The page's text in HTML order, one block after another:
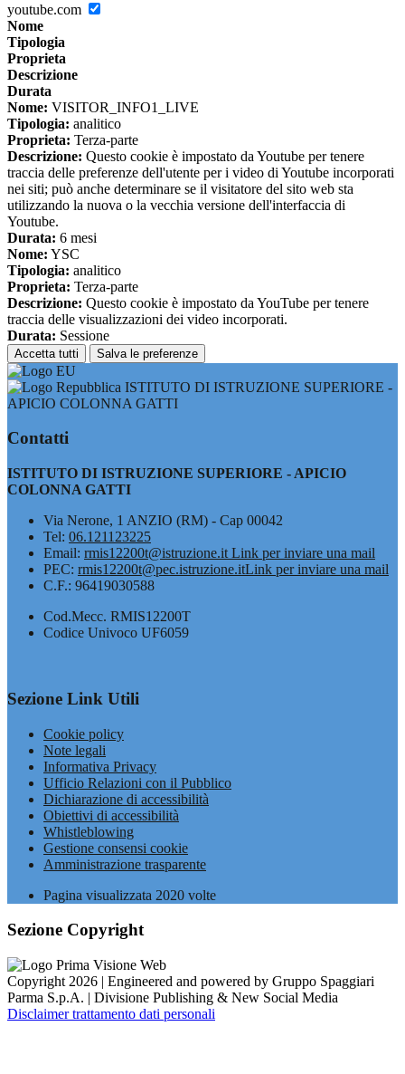
youtube.com
Nome
Tipologia
Proprieta
Descrizione
Durata
Nome: VISITOR_INFO1_LIVE
Tipologia: analitico
Proprieta: Terza-parte
Descrizione: Questo cookie è impostato da Youtube per tenere
traccia delle preferenze dell'utente per i video di Youtube incorporati
nei siti; può anche determinare se il visitatore del sito web sta
utilizzando la nuova o la vecchia versione dell'interfaccia di
Youtube.
Durata: 6 mesi
Nome: YSC
Tipologia: analitico
Proprieta: Terza-parte
Descrizione: Questo cookie è impostato da YouTube per tenere
traccia delle visualizzazioni dei video incorporati.
Durata: Sessione
Accetta tutti Salva le preferenze
ISTITUTO DI ISTRUZIONE SUPERIORE -
APICIO COLONNA GATTI
Contatti
ISTITUTO DI ISTRUZIONE SUPERIORE - APICIO
COLONNA GATTI
Via Nerone, 1 ANZIO (RM) - Cap 00042
Tel: 06.121123225
Email: rmis12200t@istruzione.it Link per inviare una mail
PEC: rmis12200t@pec.istruzione.itLink per inviare una mail
C.F.: 96419030588
Cod.Mecc. RMIS12200T
Codice Univoco UF6059
Sezione Link Utili
Cookie policy
Note legali
Informativa Privacy
Ufficio Relazioni con il Pubblico
Dichiarazione di accessibilità
Obiettivi di accessibilità
Whistleblowing
Gestione consensi cookie
Amministrazione trasparente
Pagina visualizzata 2020 volte
Sezione Copyright
Copyright 2026 | Engineered and powered by Gruppo Spaggiari
Parma S.p.A. | Divisione Publishing & New Social Media
Disclaimer trattamento dati personali